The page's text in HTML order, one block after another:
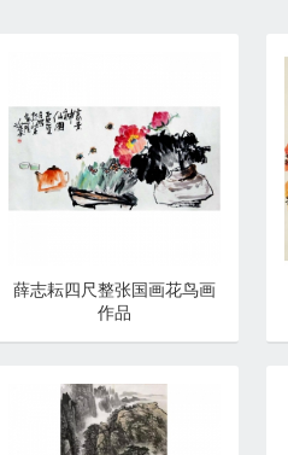
薛志耘四尺整张国画花鸟画
作品